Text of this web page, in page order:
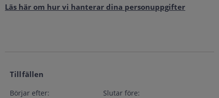
Läs här om hur vi hanterar dina personuppgifter
Tillfällen
Börjar efter: Slutar före: